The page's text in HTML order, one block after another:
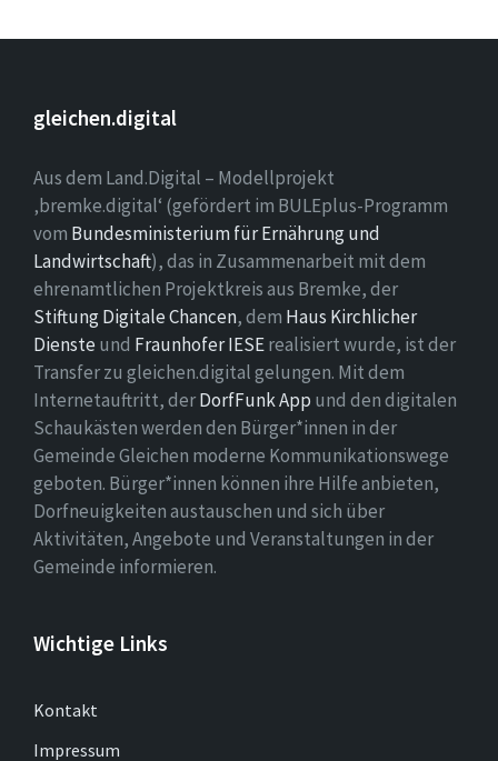
gleichen.digital
Aus dem Land.Digital – Modellprojekt
‚bremke.digital‘ (gefördert im BULEplus-Programm
vom Bundesministerium für Ernährung und
Landwirtschaft), das in Zusammenarbeit mit dem
ehrenamtlichen Projektkreis aus Bremke, der
Stiftung Digitale Chancen, dem Haus Kirchlicher
Dienste und Fraunhofer IESErealisiert wurde, ist der
Transfer zu gleichen.digital gelungen. Mit dem
Internetauftritt, derDorfFunk App und den digitalen
Schaukästen werden den Bürger*innen in der
Gemeinde Gleichen moderne Kommunikationswege
geboten. Bürger*innen können ihre Hilfe anbieten,
Dorfneuigkeiten austauschen und sich über
Aktivitäten, Angebote und Veranstaltungen in der
Gemeinde informieren.
Wichtige Links
Kontakt
Impressum